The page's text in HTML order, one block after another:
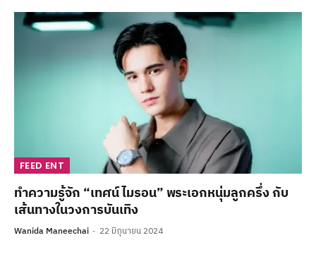
FEED ENT
ทำความรู้จัก “เทศน์ ไมรอน” พระเอกหนุ่มลูกครึ่ง กับ
เส้นทางในวงการบันเทิง
Wanida Maneechai 22 มิถุนายน 2024